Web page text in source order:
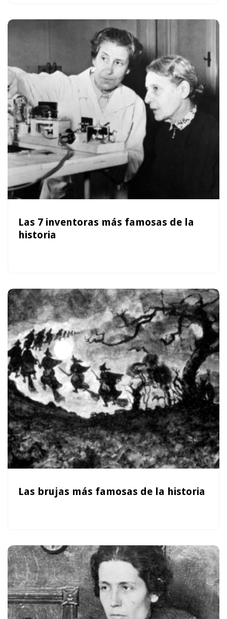
Las 7 inventoras más famosas de la
historia
Las brujas más famosas de la historia